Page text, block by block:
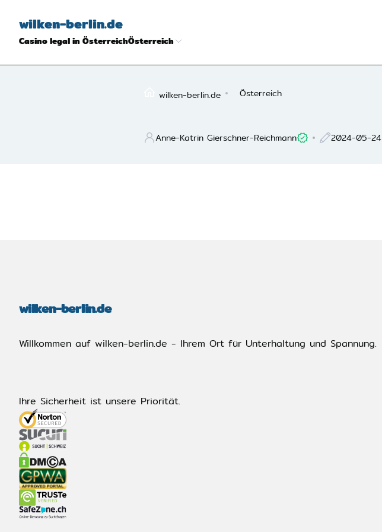
wilken-berlin.de
Casino legal in ÖsterreichÖsterreich
wilken-berlin.de Österreich
Anne-Katrin Gierschner-Reichmann 2024-05-24
wilken-berlin.de
Willkommen auf wilken-berlin.de - Ihrem Ort für Unterhaltung und Spannung.
Ihre Sicherheit ist unsere Priorität.